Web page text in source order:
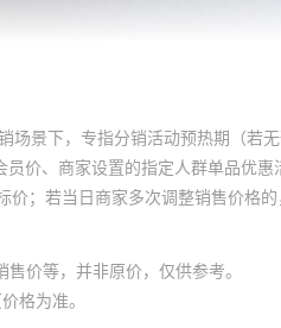
景下，专指分销活动预热期（若
价、商家设置的指定人群单品优
；若当日商家多次调整销售价格的
价等，并非原价，仅供参考。
格为准。